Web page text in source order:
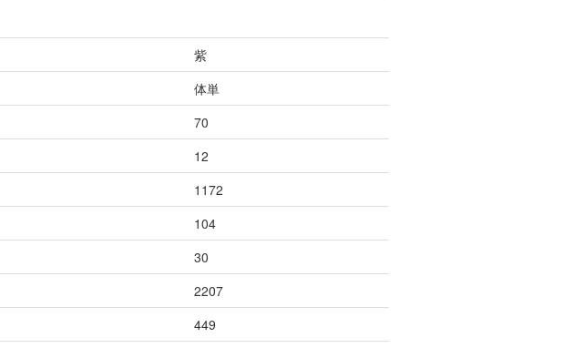
紫
体単
70
12
1172
104
30
2207
449